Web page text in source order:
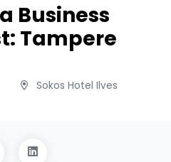
Business
Tampere
Sokos Hotel Ilves